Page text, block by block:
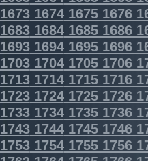
1673167416751676
1683168416851686
1693169416951696
1703170417051706
1713171417151716
1723172417251726
1733173417351736
1743174417451746
1753175417551756